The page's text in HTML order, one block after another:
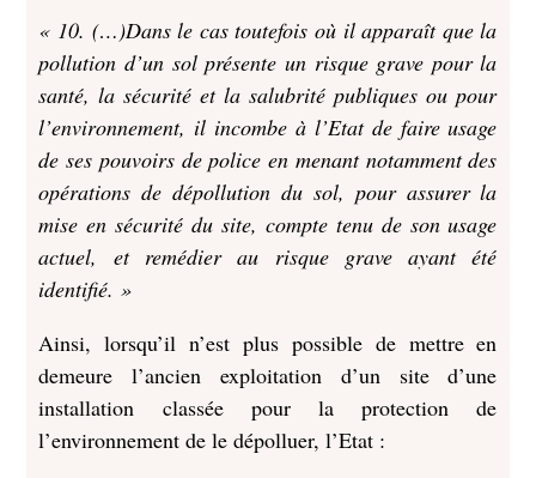
« 10. (…)Dans le cas toutefois où il apparaît que la
pollution d’un sol présente un risque grave pour la
santé, la sécurité et la salubrité publiques ou pour
l’environnement, il incombe à l’Etat de faire usage
de ses pouvoirs de police en menant notamment des
opérations de dépollution du sol, pour assurer la
mise en sécurité du site, compte tenu de son usage
actuel, et remédier au risque grave ayant été
identifié. »
Ainsi, lorsqu’il n’est plus possible de mettre en
demeure l’ancien exploitation d’un site d’une
installation classée pour la protection de
l’environnement de le dépolluer, l’Etat :